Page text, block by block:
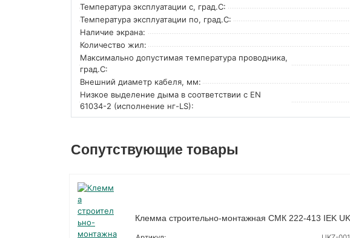
Температура эксплуатации с, град.C:
Температура эксплуатации по, град.C:
Наличие экрана:
Количество жил:
Максимально допустимая температура проводника,
град.C:
Внешний диаметр кабеля, мм:
Низкое выделение дыма в соответствии с EN
61034-2 (исполнение нг-LS):
Сопутствующие товары
Клемма строительно-монтажная СМК 222-413 IEK